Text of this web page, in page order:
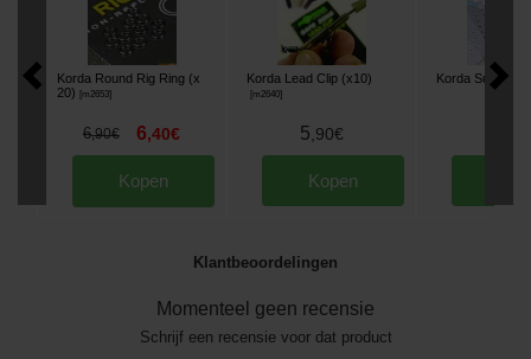
Korda Round Rig Ring (x
20)
[m2653]
6,90€ 6,40€
Kopen
Korda Lead Clip (x10)
[m2640]
5 90€
Kopen
Korda Super
Klantbeoordelingen
Momenteel geen recensie
Schrijf een recensie voor dat product